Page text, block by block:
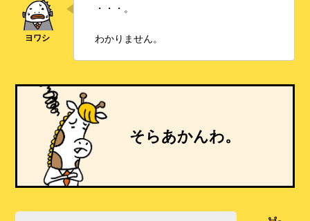
・・・。
わかりません。
そらあかんわ。